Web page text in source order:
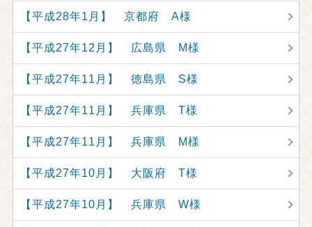
【平成28年1月】 京都府 A様
【平成27年12月】 広島県 M様
【平成27年11月】 徳島県 S様
【平成27年11月】 兵庫県 T様
【平成27年11月】 兵庫県 M様
【平成27年10月】 大阪府 T様
【平成27年10月】 兵庫県 W様